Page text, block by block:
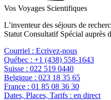
Vos Voyages Scientifiques
L’inventeur des séjours de
Statut Consultatif Spécial auprès
Courriel : Ecrivez-nous
Québec : +1 (438) 558-1643
Suisse : 022 519 0440
Belgique : 023 18 35 65
France : 01 85 08 36 30
Dates, Places, Tarifs : en direct